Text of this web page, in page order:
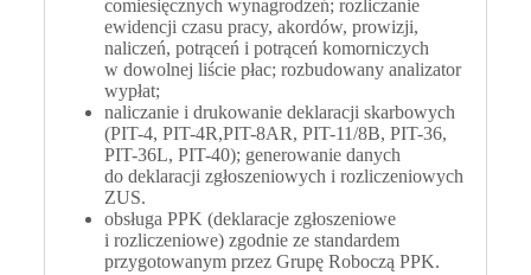
comiesięcznych wynagrodzeń; rozliczanie
ewidencji czasu pracy, akordów, prowizji,
naliczeń, potrąceń i potrąceń komorniczych
w dowolnej liście płac; rozbudowany analizator
wypłat;
naliczanie i drukowanie deklaracji skarbowych
(PIT-4, PIT-4R,PIT-8AR, PIT-11/8B, PIT-36,
PIT-36L, PIT-40); generowanie danych
do deklaracji zgłoszeniowych i rozliczeniowych
ZUS.
obsługa PPK (deklaracje zgłoszeniowe
i rozliczeniowe) zgodnie ze standardem
przygotowanym przez Grupę Roboczą PPK.